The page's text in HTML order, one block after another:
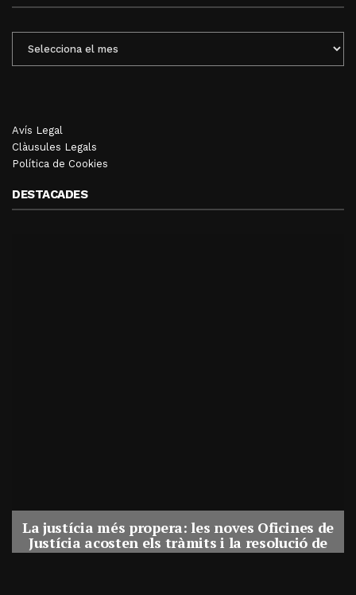
MENSUALS
Avís Legal
Clàusules Legals
Política de Cookies
DESTACADES
La justícia més propera: les noves Oficines de
Justícia acosten els tràmits i la resolució de
conflictes als municipis de Catalunya